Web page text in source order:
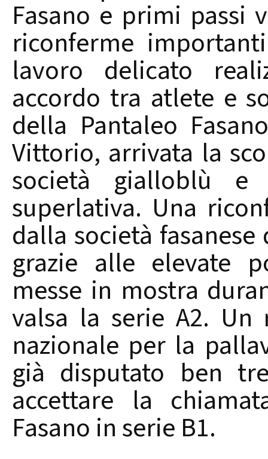
Fasano e primi passi
riconferme
lavoro delicato
accordo tra atlete e
della Pantaleo
Vittorio, arrivata la
società gialloblù
superlativa. Una
dalla società
grazie alle elevate
messe in mostra
valsa la serie A2.
nazionale per la
già disputato ben
accettare la
Fasano in serie B1.